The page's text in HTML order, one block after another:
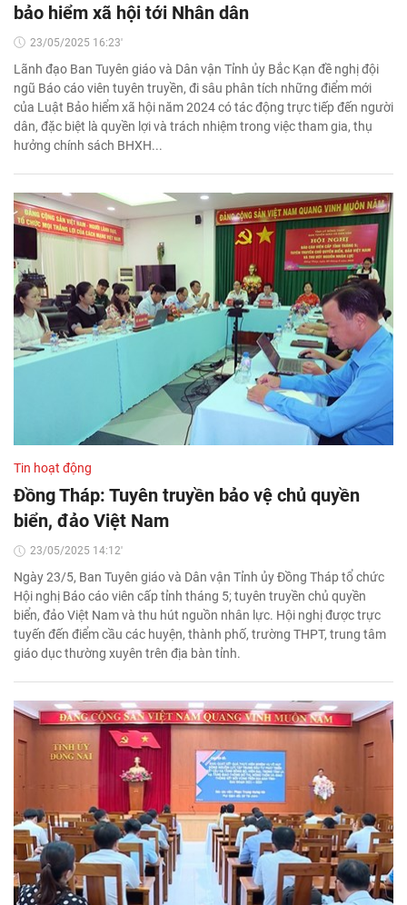
bảo hiểm xã hội tới Nhân dân
23/05/2025 16:23'
Lãnh đạo Ban Tuyên giáo và Dân vận Tỉnh ủy Bắc Kạn đề nghị đội
ngũ Báo cáo viên tuyên truyền, đi sâu phân tích những điểm mới
của Luật Bảo hiểm xã hội năm 2024 có tác động trực tiếp đến người
dân, đặc biệt là quyền lợi và trách nhiệm trong việc tham gia, thụ
hưởng chính sách BHXH...
Tin hoạt động
Đồng Tháp: Tuyên truyền bảo vệ chủ quyền
biển, đảo Việt Nam
23/05/2025 14:12'
Ngày 23/5, Ban Tuyên giáo và Dân vận Tỉnh ủy Đồng Tháp tổ chức
Hội nghị Báo cáo viên cấp tỉnh tháng 5; tuyên truyền chủ quyền
biển, đảo Việt Nam và thu hút nguồn nhân lực. Hội nghị được trực
tuyến đến điểm cầu các huyện, thành phố, trường THPT, trung tâm
giáo dục thường xuyên trên địa bàn tỉnh.